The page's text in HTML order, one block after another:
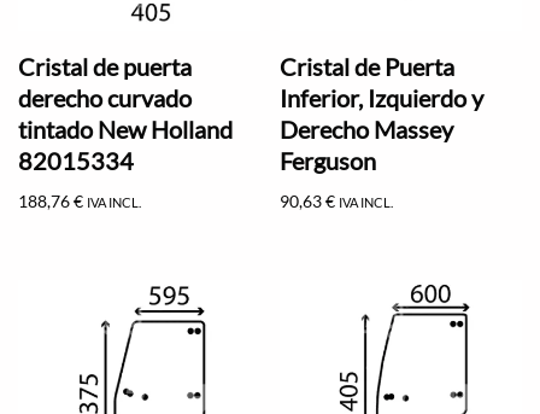
Cristal de puerta
derecho curvado
tintado New Holland
82015334
188,76€ IVA INCL.
Cristal de Puerta
Inferior, Izquierdo y
Derecho Massey
Ferguson
90,63€ IVA INCL.